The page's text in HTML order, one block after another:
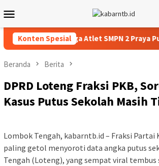
ke
kontenMobile
Konten Spesial
Pembuktian, Tiga Atlet SMPN 2 Praya
Beranda Berita
DPRD Loteng Fraksi PKB,
Kasus Putus Sekolah Masih
Lombok Tengah, kabarntb.id – Fraksi Partai
paling getol menyoroti data angka putus
Tengah (Loteng), yang sempat viral tembus